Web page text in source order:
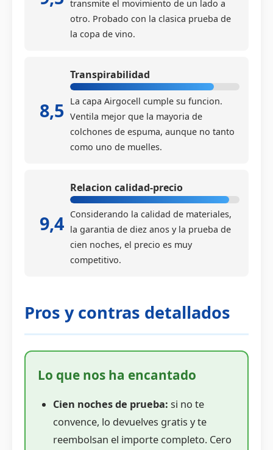
transmite el movimiento de un lado a
otro. Probado con la clasica prueba de
la copa de vino.
8,5
Transpirabilidad
La capa Airgocell cumple su funcion.
Ventila mejor que la mayoria de
colchones de espuma, aunque no tanto
como uno de muelles.
9,4
Relacion calidad-precio
Considerando la calidad de materiales,
la garantia de diez anos y la prueba de
cien noches, el precio es muy
competitivo.
Pros y contras detallados
Lo que nos ha encantado
Cien noches de prueba: si no te
convence, lo devuelves gratis y te
reembolsan el importe completo. Cero